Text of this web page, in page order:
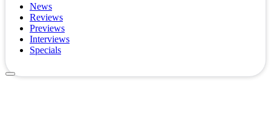
News
Reviews
Previews
Interviews
Specials